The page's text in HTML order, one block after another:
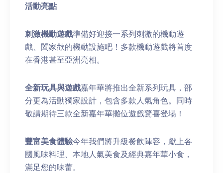
活動亮點
刺激機動遊戲準備好迎接一系列刺激的機動遊
戲、闔家歡的機動設施吧！多款機動遊戲將首度
在香港甚至亞洲亮相。
全新玩具與遊戲嘉年華將推出全新系列玩具，部
分更為活動獨家設計，包含多款人氣角色。同時
敬請期待三款全新嘉年華攤位遊戲驚喜登場！
豐富美食體驗今年我們將升級餐飲陣容，獻上各
國風味料理、本地人氣美食及經典嘉年華小食，
滿足您的味蕾。